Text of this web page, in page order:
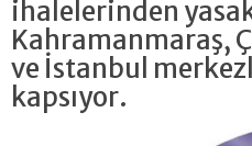
ihalelerinden
Kahramanmaraş,
ve İstanbul
kapsıyor.